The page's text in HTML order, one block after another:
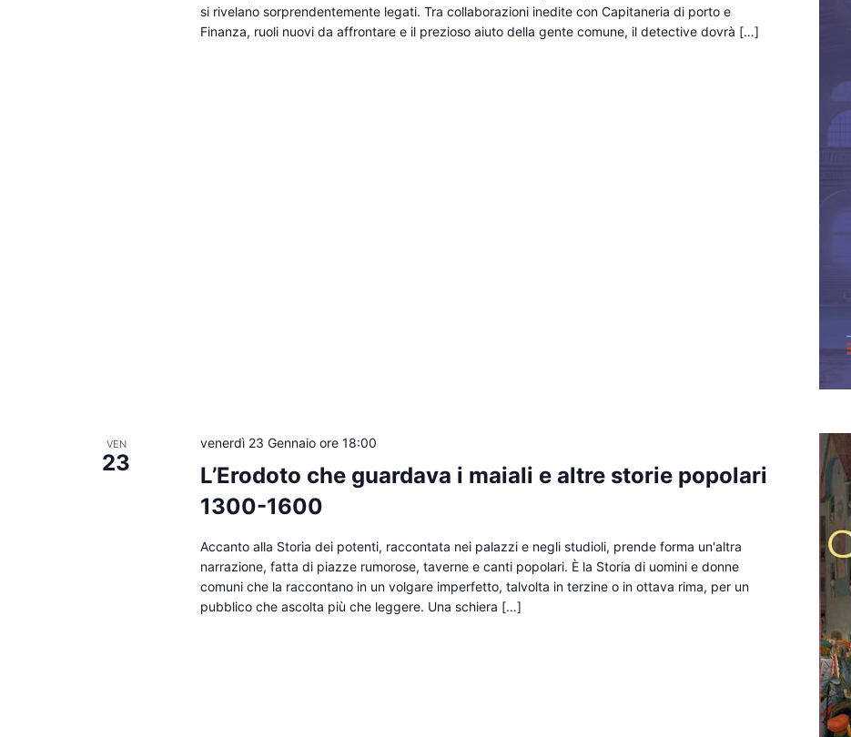
si rivelano sorprendentemente legati. Tra collaborazioni inedite con Capitaneria di porto e
Finanza, ruoli nuovi da affrontare e il prezioso aiuto della gente comune, il detective dovrà […]
VEN
23
L’Erodoto che guardava i maiali e altre storie popolari
1300-1600
venerdì 23 Gennaio ore 18:00
Accanto alla Storia dei potenti, raccontata nei palazzi e negli studioli, prende forma un'altra
narrazione, fatta di piazze rumorose, taverne e canti popolari. È la Storia di uomini e donne
comuni che la raccontano in un volgare imperfetto, talvolta in terzine o in ottava rima, per un
pubblico che ascolta più che leggere. Una schiera […]